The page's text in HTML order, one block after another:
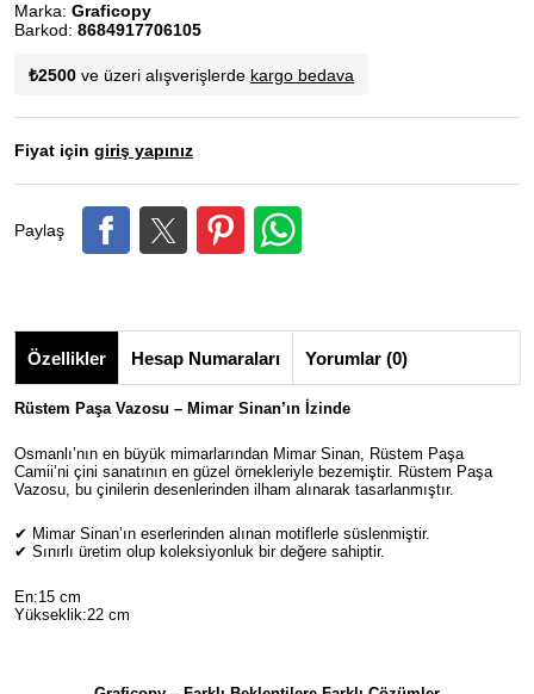
Marka: Graficopy
Barkod: 8684917706105
₺2500 ve üzeri alışverişlerde kargo bedava
Fiyat için giriş yapınız
Paylaş
Özellikler Hesap Numaraları Yorumlar (0)
Rüstem Paşa Vazosu – Mimar Sinan’ın İzinde
Osmanlı’nın en büyük mimarlarından Mimar Sinan , Rüstem Paşa
Camii’ni çini sanatının en güzel örnekleriyle bezemiştir. Rüstem Paşa
Vazosu , bu çinilerin desenlerinden ilham alınarak tasarlanmıştır.
✔ Mimar Sinan’ın eserlerinden alınan motiflerle süslenmiştir.
✔ Sınırlı üretim olup koleksiyonluk bir değere sahiptir.
En:15 cm
Yükseklik:22 cm